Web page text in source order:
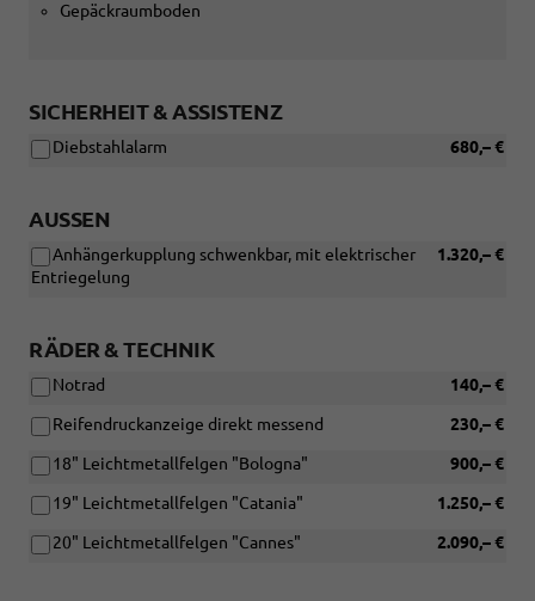
Gepäckraumboden
SICHERHEIT & ASSISTENZ
680,– €
Diebstahlalarm
AUSSEN
1.320,– €
Anhängerkupplung schwenkbar, mit elektrischer
Entriegelung
RÄDER & TECHNIK
140,– €
Notrad
230,– €
Reifendruckanzeige direkt messend
900,– €
18" Leichtmetallfelgen "Bologna"
1.250,– €
19" Leichtmetallfelgen "Catania"
2.090,– €
20" Leichtmetallfelgen "Cannes"